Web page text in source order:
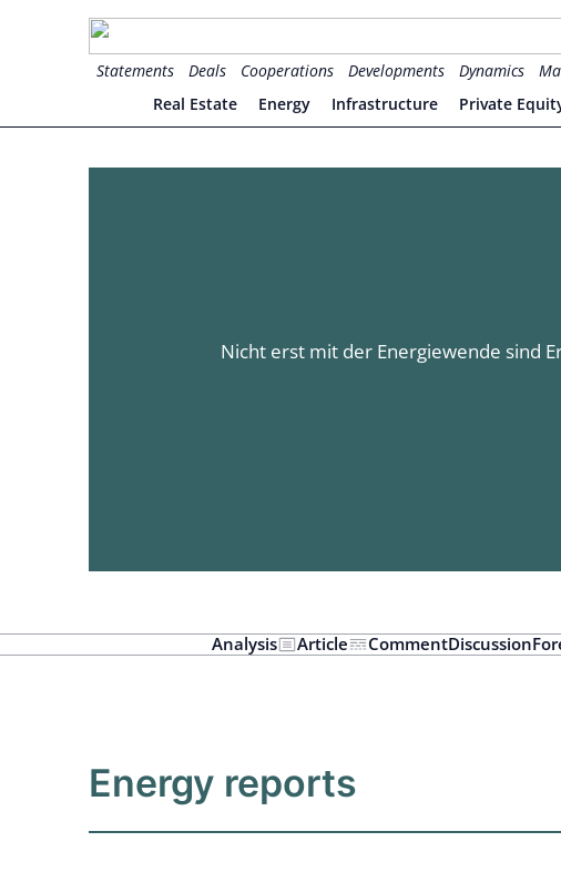
for PHYSIC ASSETS
Statements Deals Cooperations Developments Dynamics
Real Estate
Energy Infrastructure Private
Nicht erst mit der Energiewende sind
Analysis Article CommentDiscussion
Energy reports